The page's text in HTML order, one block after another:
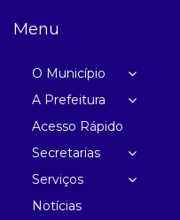
Menu
O Município
A Prefeitura
Acesso Rápido
Secretarias
Serviços
Notícias